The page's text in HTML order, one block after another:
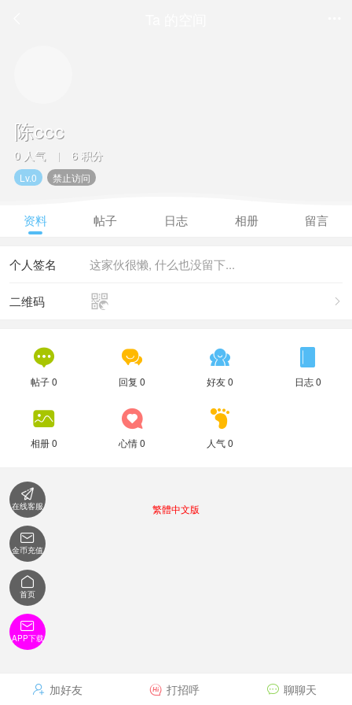
陈ccc
0 人气 | 6 积分
Lv.0 禁止访问
资料 帖子 日志 相册 留言
这家伙很懒, 什么也没留下...
个人签名


二维码

帖子 0

回复 0

好友 0

日志 0

相册 0

心情 0

人气 0
 加好友  打招呼  聊聊天
繁體中文版

在线客服

金币充值

首页

APP下载